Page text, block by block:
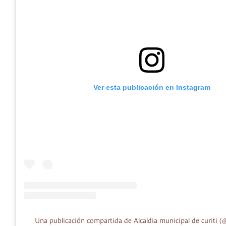
Ver esta publicación en Instagram
Una publicación compartida de Alcaldia municipal de curiti